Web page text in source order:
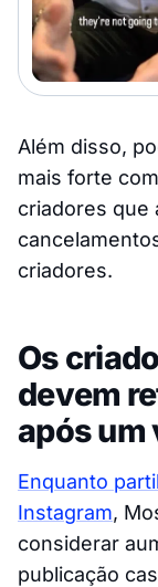
Além disso,
mais forte
criadores que
criadores.
Os
devem
após um
Enquanto
Instagram,
considerar
publicação